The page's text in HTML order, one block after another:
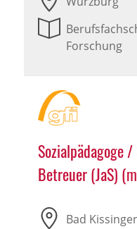
Forschung
Sozialpädagoge
Betreuer (JaS)
Bad